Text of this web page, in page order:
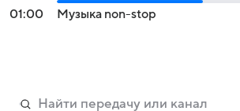
01:00
Музыка non-stop